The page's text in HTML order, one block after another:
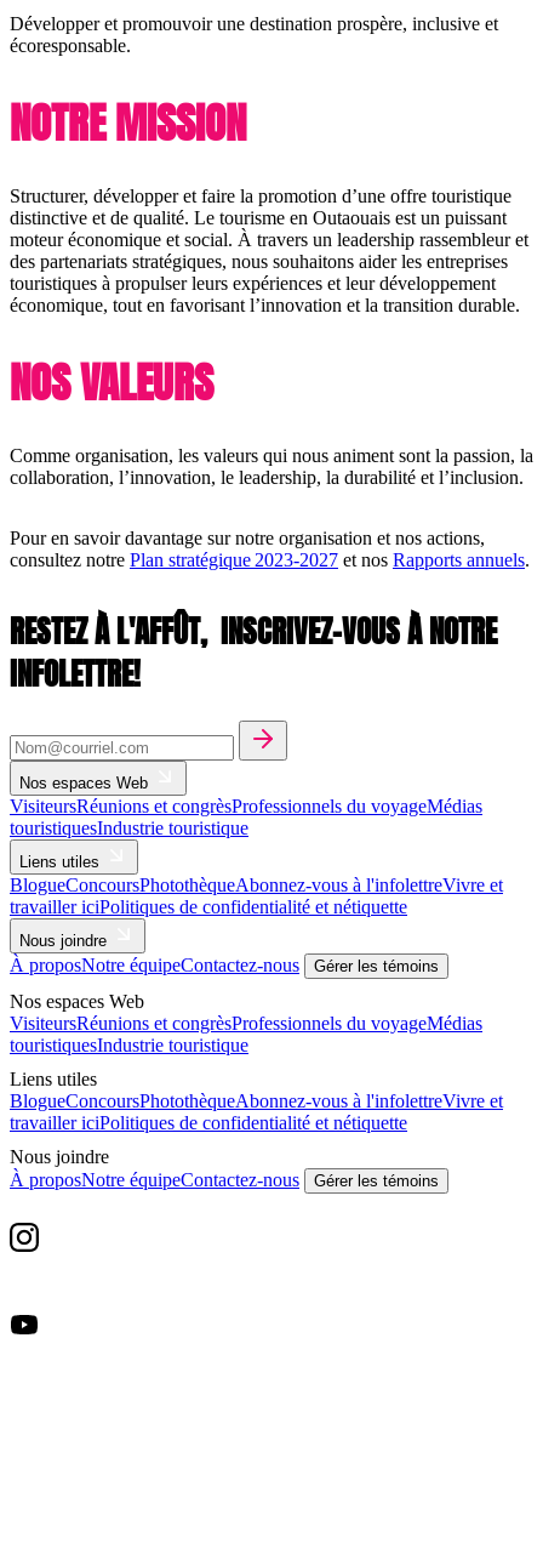
Développer et promouvoir une destination prospère, inclusive et
écoresponsable.
NOTRE MISSION
Structurer, développer et faire la promotion d’une offre touristique
distinctive et de qualité. Le tourisme en Outaouais est un puissant
moteur économique et social. À travers un leadership rassembleur et
des partenariats stratégiques, nous souhaitons aider les entreprises
touristiques à propulser leurs expériences et leur développement
économique, tout en favorisant l’innovation et la transition durable.
NOS VALEURS
Comme organisation, les valeurs qui nous animent sont la passion, la
collaboration, l’innovation, le leadership, la durabilité et l’inclusion.
Pour en savoir davantage sur notre organisation et nos actions,
consultez notre Plan stratégique 2023-2027 et nos Rapports annuels.
RESTEZ À L'AFFÛT, INSCRIVEZ-VOUS À NOTRE
INFOLETTRE!
Nos espaces Web
VisiteursRéunions et congrèsProfessionnels du voyageMédias
touristiquesIndustrie touristique
Liens utiles
BlogueConcoursPhotothèqueAbonnez-vous à l'infolettreVivre et
travailler iciPolitiques de confidentialité et nétiquette
Nous joindre
À proposNotre équipeContactez-nous Gérer les témoins
Nos espaces Web
VisiteursRéunions et congrèsProfessionnels du voyageMédias
touristiquesIndustrie touristique
Liens utiles
BlogueConcoursPhotothèqueAbonnez-vous à l'infolettreVivre et
travailler iciPolitiques de confidentialité et nétiquette
Nous joindre
À proposNotre équipeContactez-nous Gérer les témoins